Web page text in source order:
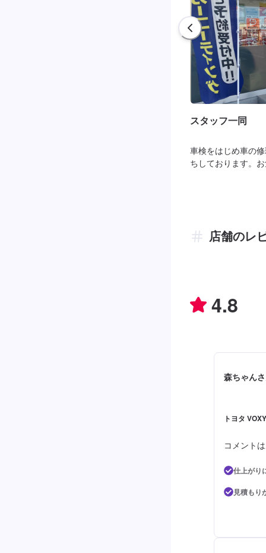
スタッフ一同
車検をはじめ車の
ちしております。
店舗のレ
4.8
森ちゃん
トヨタ
コメント
仕上がり
見積もり